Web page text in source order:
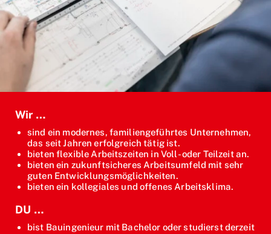
Wir …
sind ein modernes, familiengeführtes Unternehmen,
das seit Jahren erfolgreich tätig ist.
bieten flexible Arbeitszeiten in Voll- oder Teilzeit an.
bieten ein zukunftsicheres Arbeitsumfeld mit sehr
guten Entwicklungsmöglichkeiten.
bieten ein kollegiales und offenes Arbeitsklima.
DU …
bist Bauingenieur mit Bachelor oder studierst derzeit